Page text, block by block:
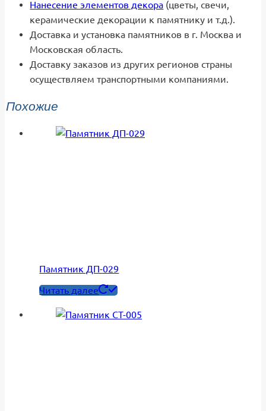
Нанесение элементов декора (цветы, свечи,
керамические декорации к памятнику и т.д.).
Доставка и установка памятников в г. Москва и
Московская область.
Доставку заказов из других регионов страны
осуществляем транспортными компаниями.
Похожие
Памятник ДП-029
Читать далее